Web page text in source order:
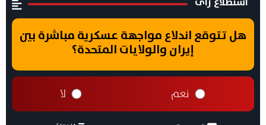
هل تتوقع اندلاع مواجهة عسكرية مباشرة بين
إيران والولايات المتحدة؟
نعم لا